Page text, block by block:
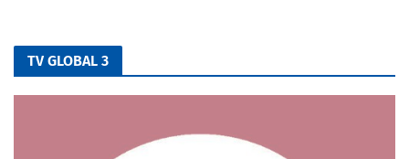
TV GLOBAL 3